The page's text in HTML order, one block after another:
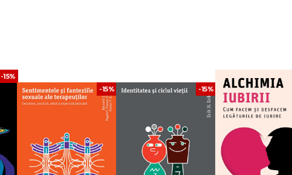
și B. Crăciun
de sisteme psihoterapeutice/de consiliere de a se delimita de celelalte
și B. Crăciun
al Departamentului de Psihologie și Psihoterapie din cadrul Facultății de
Este psihoterapeut, formator și supervizor în hipnoză clinică, ericksoniană și
de peste 30 de ani în aceste domenii.
cadrul Departamentului de Psihologie și Psihoterapie al Facultății de Psihologie a
-15%
-15% -15%